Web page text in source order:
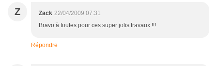
Z Zack 22/04/2009 07:31
Bravo à toutes pour ces super jolis travaux !!!
Répondre